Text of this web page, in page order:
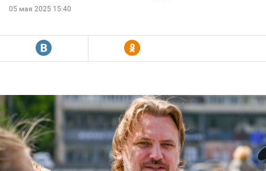
05 мая 2025 15:40
R Y